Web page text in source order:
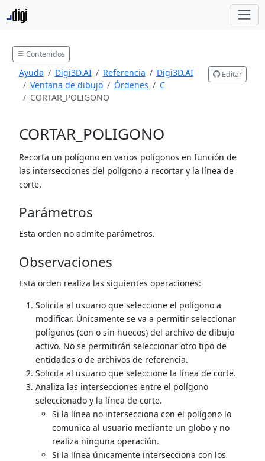
Contenidos
Ayuda Digi3D.AI Referencia
Digi3D.AI
Ventana de dibujo
Órdenes
C
CORTAR_POLIGONO
Editar
CORTAR_POLIGONO
Recorta un polígono en varios polígonos en función de
las intersecciones del polígono a recortar y la línea de
corte.
Parámetros
Esta orden no admite parámetros.
Observaciones
Esta orden realiza las siguientes operaciones:
Solicita al usuario que seleccione el polígono a
modificar. Únicamente se va a permitir seleccionar
polígonos (con o sin huecos) del archivo de dibujo
activo. No se permitirán seleccionar otro tipo de
entidades o de archivos de referencia.
Solicita al usuario que seleccione la línea de corte.
Analiza las intersecciones entre el polígono
seleccionado y la línea de corte.
Si la línea no intersecciona con el polígono lo
comunica al usuario mediante un globo y no
realiza ninguna operación.
Si la línea únicamente intersecciona con los